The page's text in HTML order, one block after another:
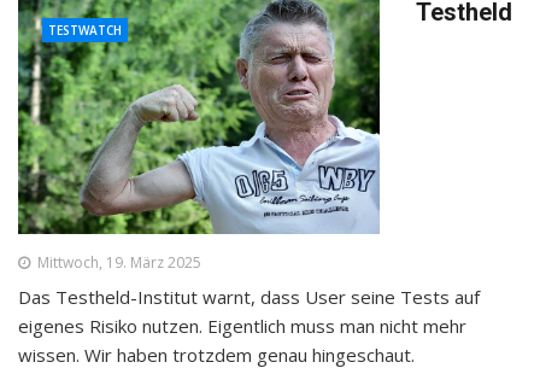
Testheld
TESTWATCH
Mittwoch, 19. März 2025
Das Testheld-Institut warnt, dass User seine Tests auf
eigenes Risiko nutzen. Eigentlich muss man nicht mehr
wissen. Wir haben trotzdem genau hingeschaut.